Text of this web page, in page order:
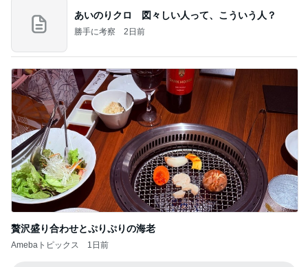
あいのりクロ 図々しい人って、こういう人？
勝手に考察 2日前
贅沢盛り合わせとぷりぷりの海老
Amebaトピックス 1日前